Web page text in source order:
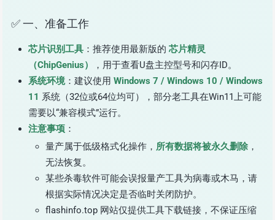
✅ 一、准备工作
芯片识别工具 ：推荐使用最新版的 芯片精灵
（ChipGenius）
，用于查看U盘主控型号和闪存ID。
系统环境：建议使用 Windows 7 / Windows 10 / Windows
11 系统（32位或64位均可），部分老工具在Win11上可能
需要以“兼容模式”运行。
注意事项 ：
量产属于低级格式化操作， 所有数据将被永久删除 ，
无法恢复。
某些杀毒软件可能会误报量产工具为病毒或木马，请
根据实际情况决定是否临时关闭防护。
flashinfo.top 网站仅提供工具下载链接，不保证压缩